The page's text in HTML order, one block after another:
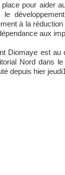
pour aider
le
à la
aux
Diomaye est au
Nord dans
depuis hier